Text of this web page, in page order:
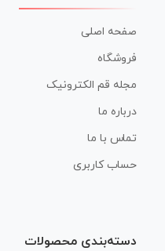
صفحه اصلی
فروشگاه
مجله قم الکترونیک
درباره ما
تماس با ما
حساب کاربری
دسته‌بندی محصولات